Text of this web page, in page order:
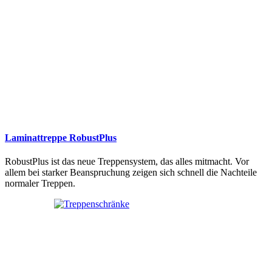
Laminattreppe RobustPlus
RobustPlus ist das neue Treppensystem, das alles mitmacht. Vor
allem bei starker Beanspruchung zeigen sich schnell die Nachteile
normaler Treppen.